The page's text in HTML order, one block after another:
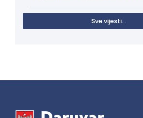
Sve vijesti...